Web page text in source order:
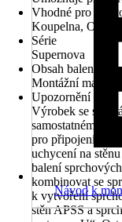
Vhodné pro
Koupelna, Oblast
Série
Supernova
Obsah balení
Montážní
Upozornění
Výrobek se
samostatnému
pro připojení ke
uchycení na
balení
kombinovat se
k vytvoření
stěn APSS a
Návod k